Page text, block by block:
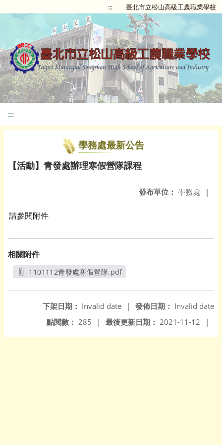
::: 臺北市立松山高級工農職業學校
:::
學務處最新公告
【活動】青發處辦理寒假營隊課程
發布單位： 學務處 |
請參閱附件
相關附件
1101112青發處寒假營隊.pdf
發佈日期： Invalid date
下架日期： Invalid date
|
最後更新日期： 2021-11-12 |
點閱數： 285 |